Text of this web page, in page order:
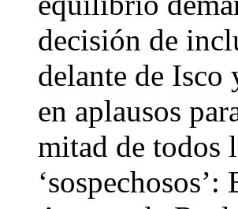
decisión de
delante de
en aplausos
mitad de todos